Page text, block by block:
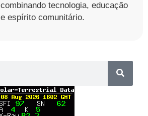
combinando tecnologia, educação
e espírito comunitário.